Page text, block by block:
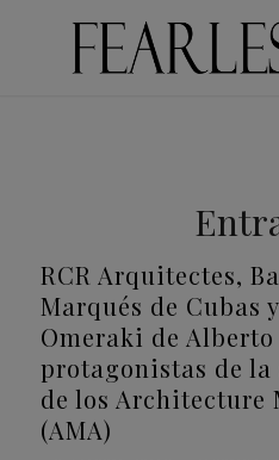
RCR Arquitectes,
Marqués de Cubas
Omeraki de
protagonistas de
de los Architecture
(AMA)